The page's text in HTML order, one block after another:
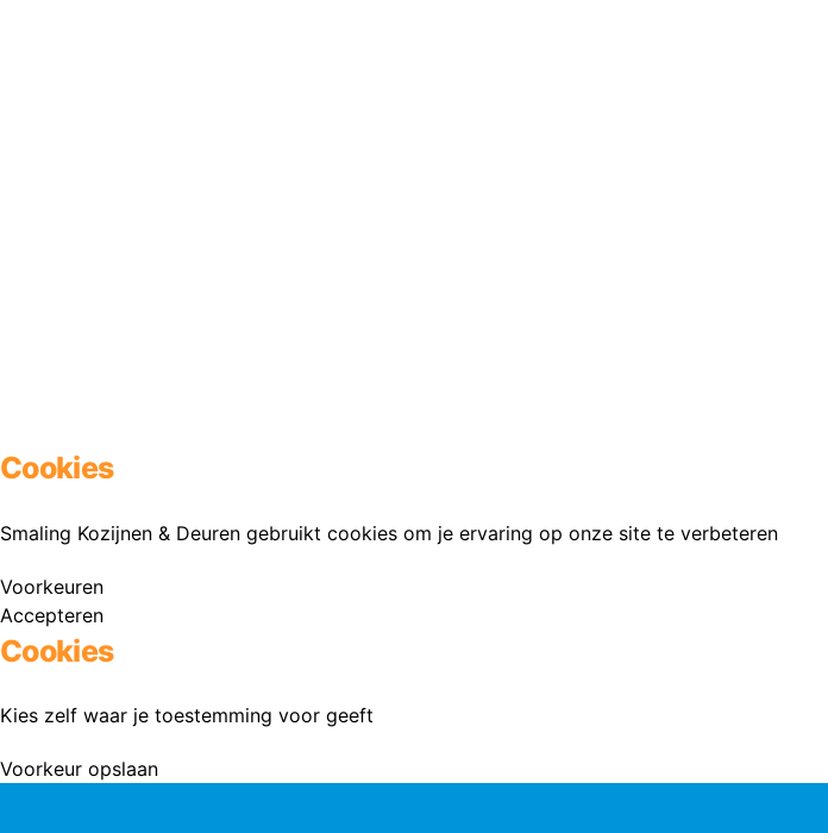
Cookies
Smaling Kozijnen & Deuren gebruikt cookies om je ervaring op onze site te verbeteren
Voorkeuren
Accepteren
Cookies
Kies zelf waar je toestemming voor geeft
Voorkeur opslaan